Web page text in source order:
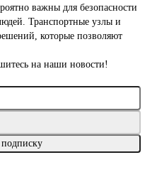
важны для безопасности
Транспортные узлы и
которые позволяют
на наши новости!